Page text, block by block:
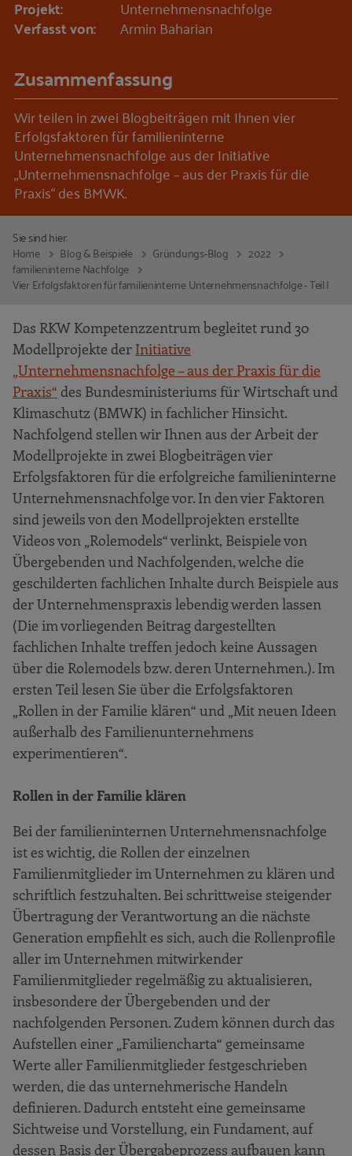
Projekt: Unternehmensnachfolge
Verfasst von: Armin Baharian
Zusammenfassung
Wir teilen in zwei Blogbeiträgen mit Ihnen vier
Erfolgsfaktoren für familieninterne
Unternehmensnachfolge aus der Initiative
„Unternehmensnachfolge – aus der Praxis für die
Praxis“ des BMWK.
Sie sind hier:
Home
Blog & Beispiele Gründungs-Blog
2022
familieninterne Nachfolge
Vier Erfolgsfaktoren für familieninterne Unternehmensnachfolge - Teil I
Das RKW Kompetenzzentrum begleitet rund 30
Modellprojekte der Initiative
„Unternehmensnachfolge – aus der Praxis für die
Praxis“ des Bundesministeriums für Wirtschaft und
Klimaschutz (BMWK) in fachlicher Hinsicht.
Nachfolgend stellen wir Ihnen aus der Arbeit der
Modellprojekte in zwei Blogbeiträgen vier
Erfolgsfaktoren für die erfolgreiche familieninterne
Unternehmensnachfolge vor. In den vier Faktoren
sind jeweils von den Modellprojekten erstellte
Videos von „Rolemodels“ verlinkt, Beispiele von
Übergebenden und Nachfolgenden, welche die
geschilderten fachlichen Inhalte durch Beispiele aus
der Unternehmenspraxis lebendig werden lassen
(Die im vorliegenden Beitrag dargestellten
fachlichen Inhalte treffen jedoch keine Aussagen
über die Rolemodels bzw. deren Unternehmen.). Im
ersten Teil lesen Sie über die Erfolgsfaktoren
„Rollen in der Familie klären“ und „Mit neuen Ideen
außerhalb des Familienunternehmens
experimentieren“.
Rollen in der Familie klären
Bei der familieninternen Unternehmensnachfolge
ist es wichtig, die Rollen der einzelnen
Familienmitglieder im Unternehmen zu klären und
schriftlich festzuhalten. Bei schrittweise steigender
Übertragung der Verantwortung an die nächste
Generation empfiehlt es sich, auch die Rollenprofile
aller im Unternehmen mitwirkender
Familienmitglieder regelmäßig zu aktualisieren,
insbesondere der Übergebenden und der
nachfolgenden Personen. Zudem können durch das
Aufstellen einer „Familiencharta“ gemeinsame
Werte aller Familienmitglieder festgeschrieben
werden, die das unternehmerische Handeln
definieren. Dadurch entsteht eine gemeinsame
Sichtweise und Vorstellung, ein Fundament, auf
dessen Basis der Übergabeprozess aufbauen kann